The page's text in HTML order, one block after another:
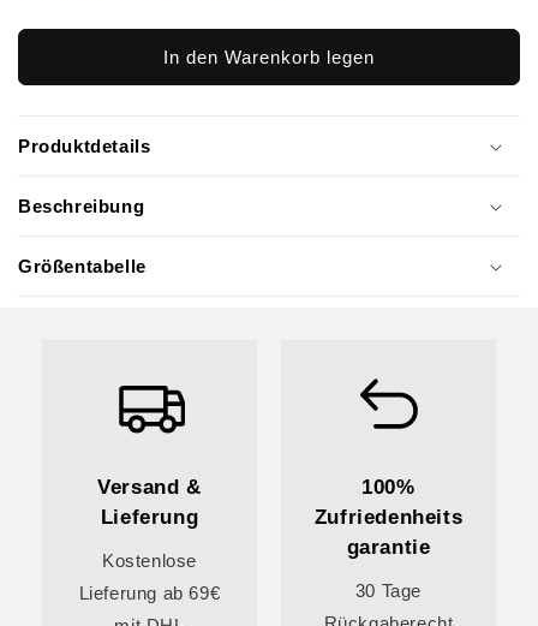
In den Warenkorb legen
Produktdetails
Beschreibung
Größentabelle
Versand &
Lieferung
Kostenlose
Lieferung ab 69€
100%
Zufriedenheits
garantie
30 Tage